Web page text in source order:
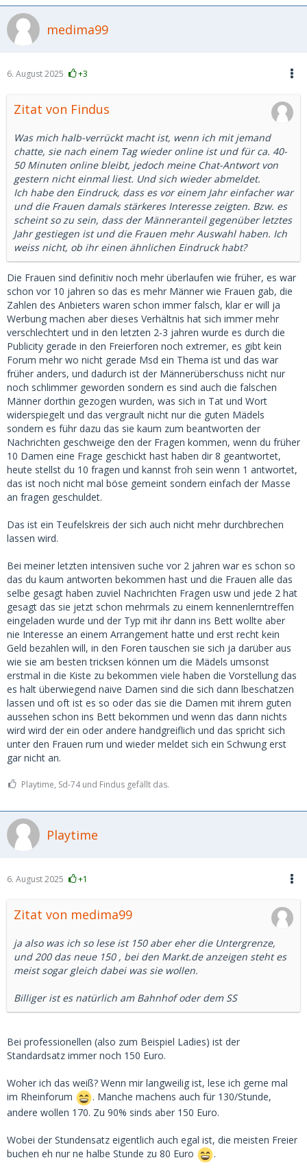
medima99
6. August 2025 +3
Zitat von Findus
Was mich halb-verrückt macht ist, wenn ich mit jemand
chatte, sie nach einem Tag wieder online ist und für ca. 40-
50 Minuten online bleibt, jedoch meine Chat-Antwort von
gestern nicht einmal liest. Und sich wieder abmeldet.
Ich habe den Eindruck, dass es vor einem Jahr einfacher war
und die Frauen damals stärkeres Interesse zeigten. Bzw. es
scheint so zu sein, dass der Männeranteil gegenüber letztes
Jahr gestiegen ist und die Frauen mehr Auswahl haben. Ich
weiss nicht, ob ihr einen ähnlichen Eindruck habt?
Die Frauen sind definitiv noch mehr überlaufen wie früher, es war
schon vor 10 jahren so das es mehr Männer wie Frauen gab, die
Zahlen des Anbieters waren schon immer falsch, klar er will ja
Werbung machen aber dieses Verhältnis hat sich immer mehr
verschlechtert und in den letzten 2-3 jahren wurde es durch die
Publicity gerade in den Freierforen noch extremer, es gibt kein
Forum mehr wo nicht gerade Msd ein Thema ist und das war
früher anders, und dadurch ist der Männerüberschuss nicht nur
noch schlimmer geworden sondern es sind auch die falschen
Männer dorthin gezogen wurden, was sich in Tat und Wort
widerspiegelt und das vergrault nicht nur die guten Mädels
sondern es führ dazu das sie kaum zum beantworten der
Nachrichten geschweige den der Fragen kommen, wenn du früher
10 Damen eine Frage geschickt hast haben dir 8 geantwortet,
heute stellst du 10 fragen und kannst froh sein wenn 1 antwortet,
das ist noch nicht mal böse gemeint sondern einfach der Masse
an fragen geschuldet.
Das ist ein Teufelskreis der sich auch nicht mehr durchbrechen
lassen wird.
Bei meiner letzten intensiven suche vor 2 jahren war es schon so
das du kaum antworten bekommen hast und die Frauen alle das
selbe gesagt haben zuviel Nachrichten Fragen usw und jede 2 hat
gesagt das sie jetzt schon mehrmals zu einem kennenlerntreffen
eingeladen wurde und der Typ mit ihr dann ins Bett wollte aber
nie Interesse an einem Arrangement hatte und erst recht kein
Geld bezahlen will, in den Foren tauschen sie sich ja darüber aus
wie sie am besten tricksen können um die Mädels umsonst
erstmal in die Kiste zu bekommen viele haben die Vorstellung das
es halt überwiegend naive Damen sind die sich dann lbeschatzen
lassen und oft ist es so oder das sie die Damen mit ihrem guten
aussehen schon ins Bett bekommen und wenn das dann nichts
wird wird der ein oder andere handgreiflich und das spricht sich
unter den Frauen rum und wieder meldet sich ein Schwung erst
gar nicht an.
Playtime, Sd-74 und Findus gefällt das.
Playtime
6. August 2025 +1
Zitat von medima99
ja also was ich so lese ist 150 aber eher die Untergrenze,
und 200 das neue 150 , bei den Markt.de anzeigen steht es
meist sogar gleich dabei was sie wollen.
Billiger ist es natürlich am Bahnhof oder dem SS
Bei professionellen (also zum Beispiel Ladies) ist der
Standardsatz immer noch 150 Euro.
Woher ich das weiß? Wenn mir langweilig ist, lese ich gerne mal
im Rheinforum
. Manche machens auch für 130/Stunde,
andere wollen 170. Zu 90% sinds aber 150 Euro.
Wobei der Stundensatz eigentlich auch egal ist, die meisten Freier
buchen eh nur ne halbe Stunde zu 80 Euro
.